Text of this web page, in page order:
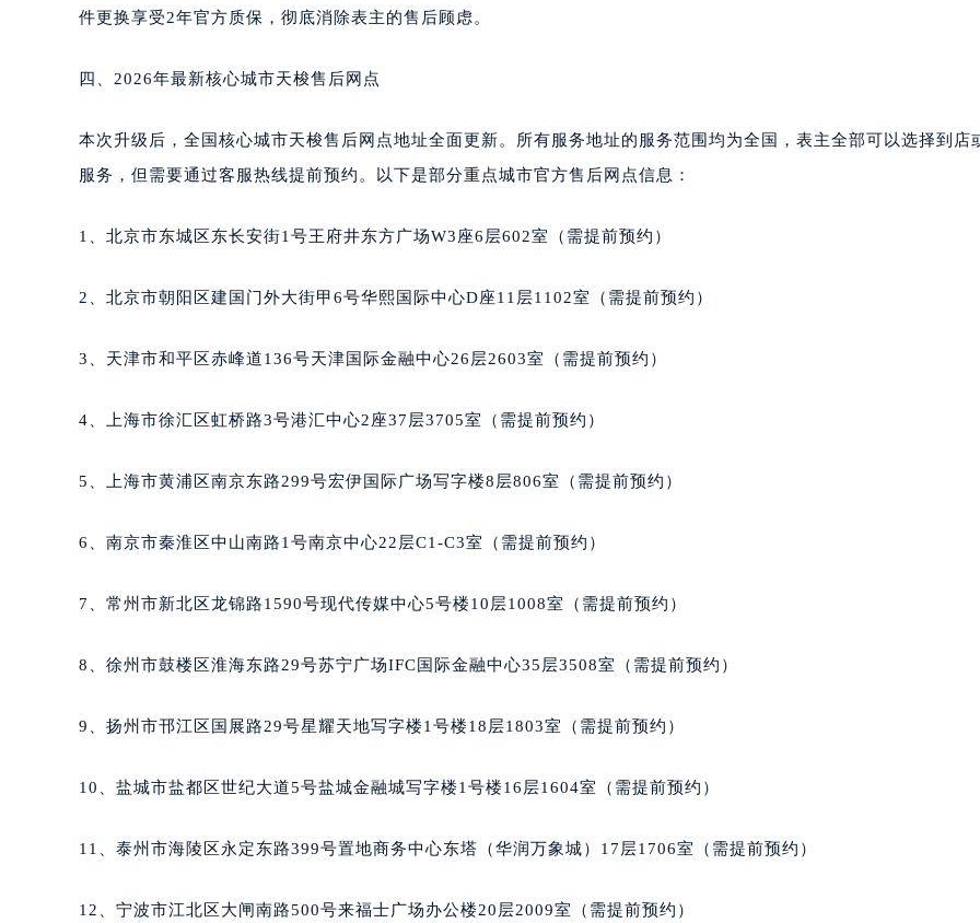
件更换享受2年官方质保，彻底消除表主的售后顾虑。
四、2026年最新核心城市天梭售后网点
本次升级后，全国核心城市天梭售后网点地址全面更新。所有服务地址的服务范围均为全国，表主全部可以选择到店
服务，但需要通过客服热线提前预约。以下是部分重点城市官方售后网点信息：
1、北京市东城区东长安街1号王府井东方广场W3座6层602室（需提前预约）
2、北京市朝阳区建国门外大街甲6号华熙国际中心D座11层1102室（需提前预约）
3、天津市和平区赤峰道136号天津国际金融中心26层2603室（需提前预约）
4、上海市徐汇区虹桥路3号港汇中心2座37层3705室（需提前预约）
5、上海市黄浦区南京东路299号宏伊国际广场写字楼8层806室（需提前预约）
6、南京市秦淮区中山南路1号南京中心22层C1-C3室（需提前预约）
7、常州市新北区龙锦路1590号现代传媒中心5号楼10层1008室（需提前预约）
8、徐州市鼓楼区淮海东路29号苏宁广场IFC国际金融中心35层3508室（需提前预约）
9、扬州市邗江区国展路29号星耀天地写字楼1号楼18层1803室（需提前预约）
10、盐城市盐都区世纪大道5号盐城金融城写字楼1号楼16层1604室（需提前预约）
11、泰州市海陵区永定东路399号置地商务中心东塔（华润万象城）17层1706室（需提前预约）
12、宁波市江北区大闸南路500号来福士广场办公楼20层2009室（需提前预约）